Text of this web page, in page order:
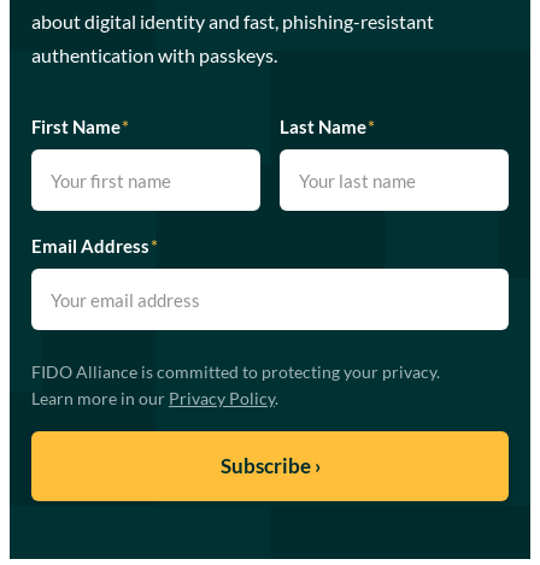
about digital identity and fast, phishing-resistant
authentication with passkeys.
First Name* Last Name*
Email Address*
FIDO Alliance is committed to protecting your privacy.
Learn more in our Privacy Policy.